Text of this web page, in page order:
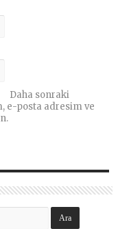
Daha sonraki
e-posta adresim ve